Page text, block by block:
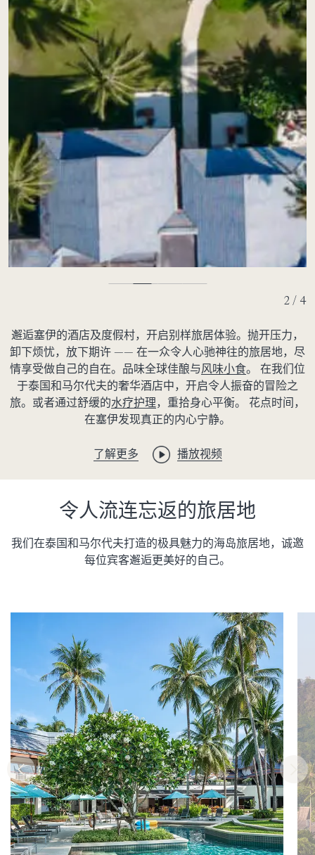
2 / 4
邂逅塞伊的酒店及度假村，开启别样旅居体验。抛开压力，
卸下烦忧，放下期许 —— 在一众令人心驰神往的旅居地，尽
情享受做自己的自在。品味全球佳酿与风味小食。 在我们位
于泰国和马尔代夫的奢华酒店中，开启令人振奋的冒险之
旅。或者通过舒缓的水疗护理，重拾身心平衡。 花点时间，
在塞伊发现真正的内心宁静。
了解更多 播放视频
令人流连忘返的旅居地
我们在泰国和马尔代夫打造的极具魅力的海岛旅居地，诚邀
每位宾客邂逅更美好的自己。